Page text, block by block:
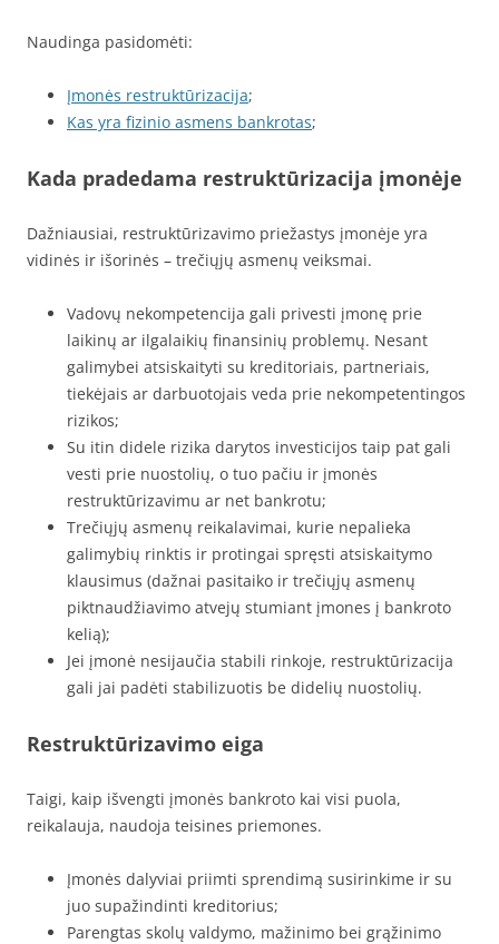
Naudinga pasidomėti:
Įmonės restruktūrizacija;
Kas yra fizinio asmens bankrotas;
Kada pradedama restruktūrizacija įmonėje
Dažniausiai, restruktūrizavimo priežastys įmonėje yra
vidinės ir išorinės – trečiųjų asmenų veiksmai.
Vadovų nekompetencija gali privesti įmonę prie
laikinų ar ilgalaikių finansinių problemų. Nesant
galimybei atsiskaityti su kreditoriais, partneriais,
tiekėjais ar darbuotojais veda prie nekompetentingos
rizikos;
Su itin didele rizika darytos investicijos taip pat gali
vesti prie nuostolių, o tuo pačiu ir įmonės
restruktūrizavimu ar net bankrotu;
Trečiųjų asmenų reikalavimai, kurie nepalieka
galimybių rinktis ir protingai spręsti atsiskaitymo
klausimus (dažnai pasitaiko ir trečiųjų asmenų
piktnaudžiavimo atvejų stumiant įmones į bankroto
kelią);
Jei įmonė nesijaučia stabili rinkoje, restruktūrizacija
gali jai padėti stabilizuotis be didelių nuostolių.
Restruktūrizavimo eiga
Taigi, kaip išvengti įmonės bankroto kai visi puola,
reikalauja, naudoja teisines priemones.
Įmonės dalyviai priimti sprendimą susirinkime ir su
juo supažindinti kreditorius;
Parengtas skolų valdymo, mažinimo bei grąžinimo